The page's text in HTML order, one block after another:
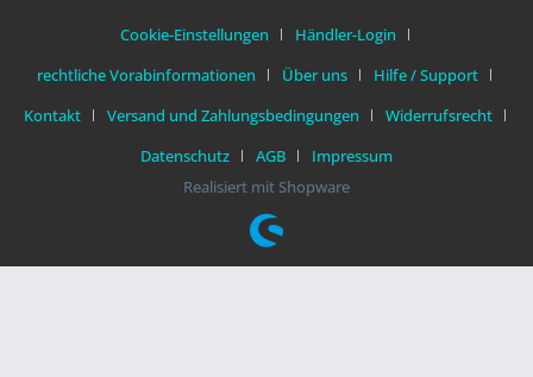
Cookie-Einstellungen
Händler-Login
rechtliche Vorabinformationen
Über uns
Hilfe / Support
Kontakt
Versand und Zahlungsbedingungen
Widerrufsrecht
Datenschutz
AGB
Impressum
Realisiert mit Shopware